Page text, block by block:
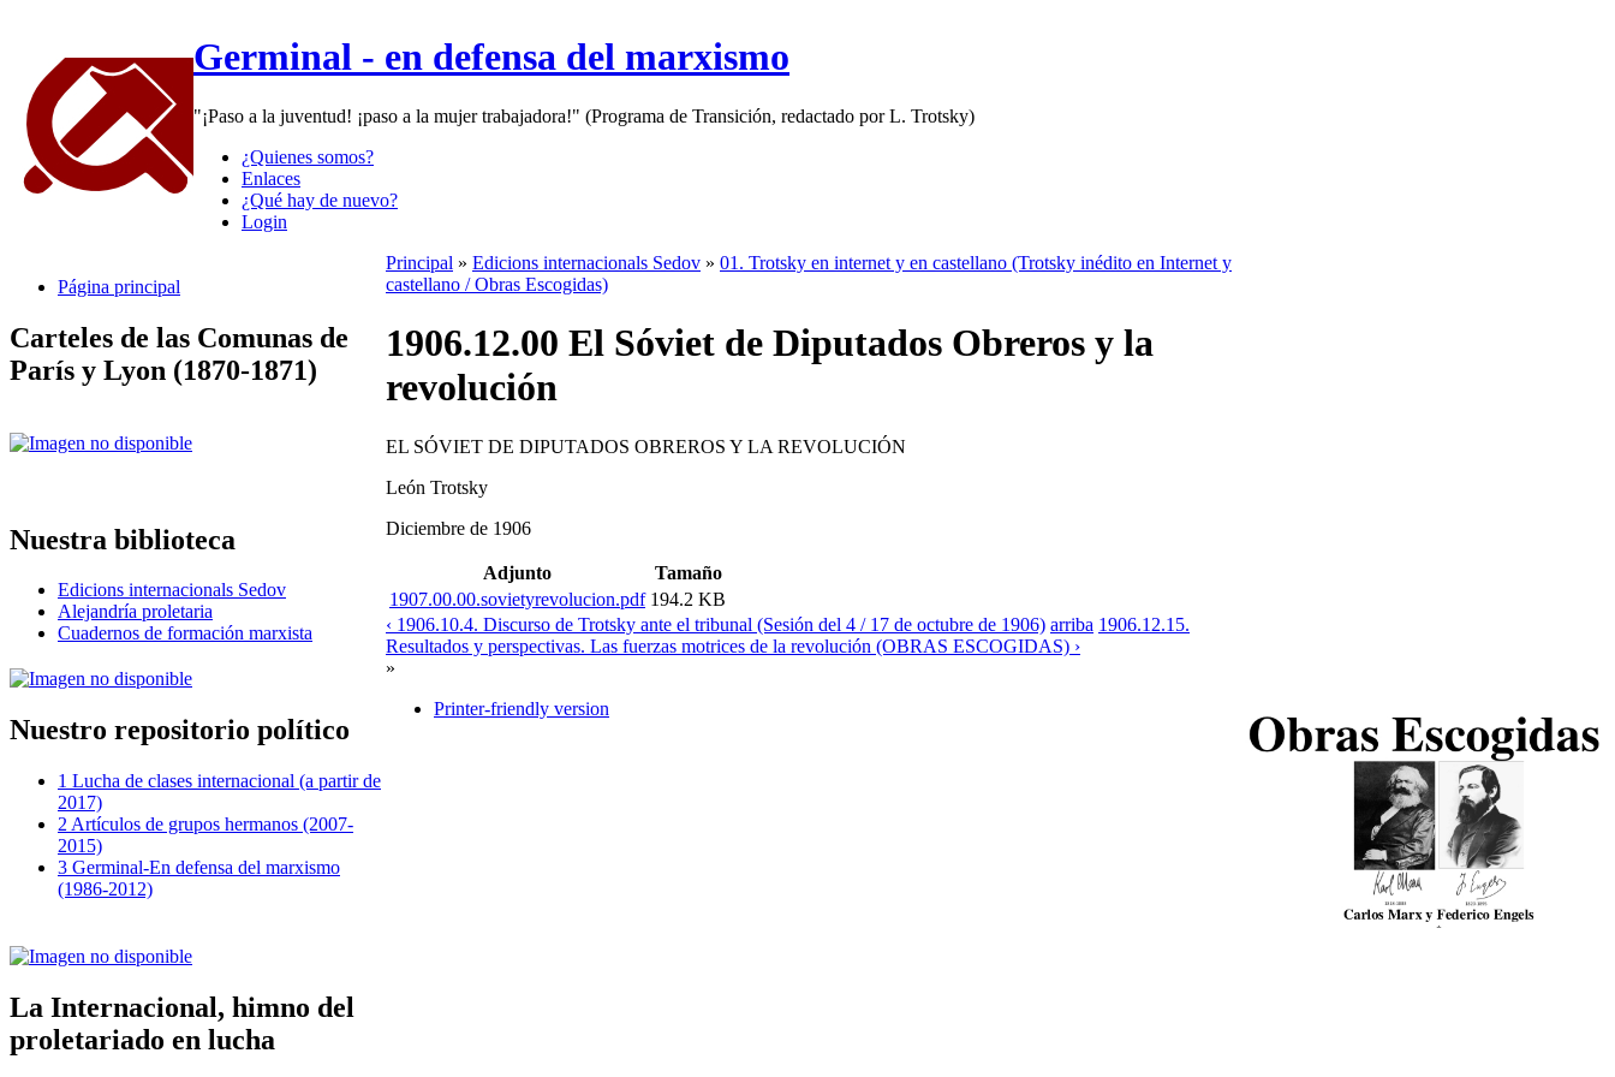
Germinal - en defensa del marxismo
"¡Paso a la juventud! ¡paso a la mujer trabajadora!" (Programa de Transición, redactado por L. Trotsky)
¿Quienes somos?
Enlaces
¿Qué hay de nuevo?
Login
Página principal
Carteles de las Comunas de
París y Lyon (1870-1871)
Nuestra biblioteca
Edicions internacionals Sedov
Alejandría proletaria
Cuadernos de formación marxista
Nuestro repositorio político
1 Lucha de clases internacional (a partir de
2017)
2 Artículos de grupos hermanos (2007-
2015)
3 Germinal-En defensa del marxismo
(1986-2012)
La Internacional, himno del
proletariado en lucha
Principal » Edicions internacionals Sedov » 01. Trotsky en internet y en castellano (Trotsky inédito en Internet y
castellano / Obras Escogidas)
1906.12.00 El Sóviet de Diputados Obreros y la
revolución
EL SÓVIET DE DIPUTADOS OBREROS Y LA REVOLUCIÓN
León Trotsky
Diciembre de 1906
Adjunto
Tamaño
1907.00.00.sovietyrevolucion.pdf 194.2 KB
‹ 1906.10.4. Discurso de Trotsky ante el tribunal (Sesión del 4 / 17 de octubre de 1906) arriba 1906.12.15.
Resultados y perspectivas. Las fuerzas motrices de la revolución (OBRAS ESCOGIDAS) ›
»
Printer-friendly version